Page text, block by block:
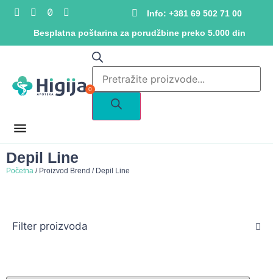
Besplatna poštarina za porudžbine preko 5.000 din
Info: +381 69 502 71 00
0
Depil Line
Početna / Proizvod Brend / Depil Line
Filter proizvoda